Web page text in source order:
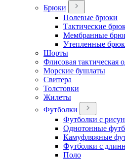
Брюки
Полевые брюки
Тактические
Мембранные
Утепленные
Шорты
Флисовая тактическая
Морские бушлаты
Свитера
Толстовки
Жилеты
Футболки
Футболки с
Однотонные
Камуфляжные
Футболки с
Поло